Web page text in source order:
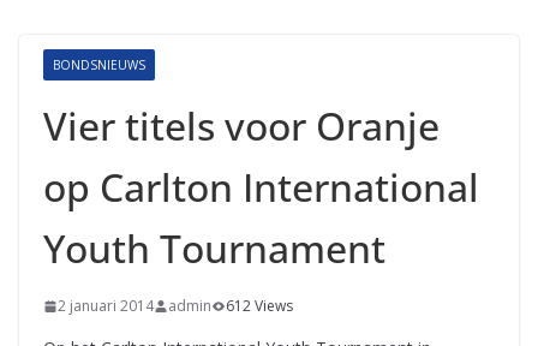
BONDSNIEUWS
Vier titels voor Oranje
op Carlton International
Youth Tournament
2 januari 2014 admin 612 Views